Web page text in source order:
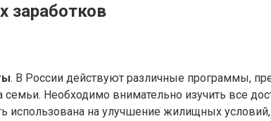
заработков
. В России действуют различные программы,
семьи. Необходимо внимательно изучить все
использована на улучшение жилищных